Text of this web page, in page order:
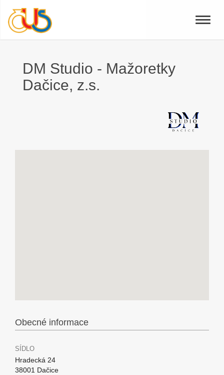
Toggle
DM Studio - Mažoretky
Dačice, z.s.
Obecné informace
SÍDLO
Hradecká 24
38001 Dačice